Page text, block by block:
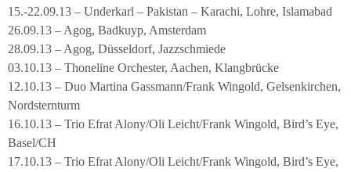
15.-22.09.13 – Underkarl – Pakistan – Karachi, Lohre, Islamabad
26.09.13 – Agog, Badkuyp, Amsterdam
28.09.13 – Agog, Düsseldorf, Jazzschmiede
03.10.13 – Thoneline Orchester, Aachen, Klangbrücke
12.10.13 – Duo Martina Gassmann/Frank Wingold, Gelsenkirchen,
Nordsternturm
16.10.13 – Trio Efrat Alony/Oli Leicht/Frank Wingold, Bird’s Eye,
Basel/CH
17.10.13 – Trio Efrat Alony/Oli Leicht/Frank Wingold, Bird’s Eye,